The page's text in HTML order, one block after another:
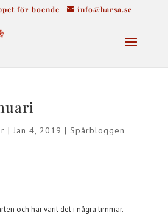
för boende | info@harsa.se
| Jan 4, 2019 | Spårbloggen
och har varit det i några timmar.